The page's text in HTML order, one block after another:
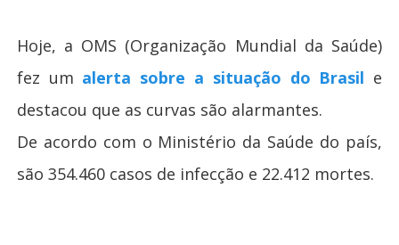
Hoje, a OMS (Organização Mundial da Saúde)
fez um alerta sobre a situação do Brasil e
destacou que as curvas são alarmantes.
De acordo com o Ministério da Saúde do país,
são 354.460 casos de infecção e 22.412 mortes.